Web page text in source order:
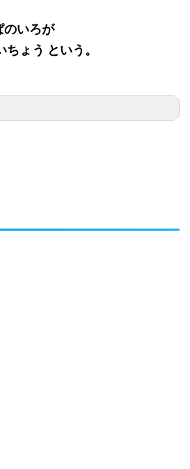
のいろが
ょう という。